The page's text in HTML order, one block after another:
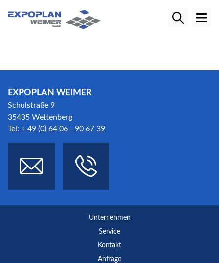
EXPOPLAN WEIMER
Schulstraße 9
35435 Wettenberg
Tel: + 49 (0) 64 06 - 90 67 39
Unternehmen
Service
Kontakt
Anfrage